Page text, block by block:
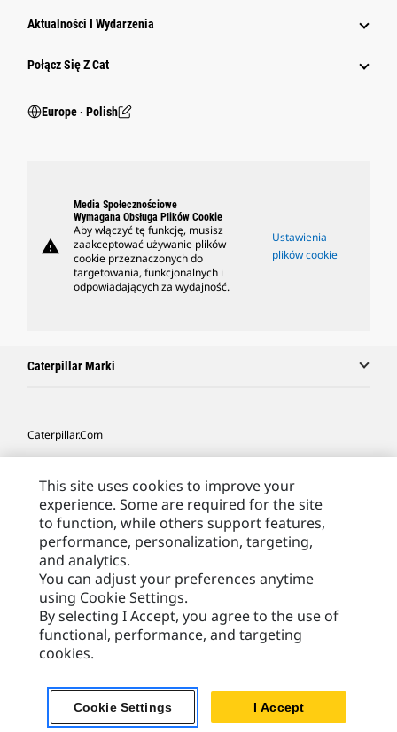
Aktualności I Wydarzenia
Połącz Się Z Cat
Europe ‧ Polish
warning
Media Społecznościowe
Wymagana Obsługa Plików Cookie
Aby włączyć tę funkcję, musisz
zaakceptować używanie plików
cookie przeznaczonych do
targetowania, funkcjonalnych i
odpowiadających za wydajność.
Ustawienia
plików cookie
Caterpillar Marki
Caterpillar.com
Caterpillar Kontakt
Moje Preferencje Marketingowe
Site Map
Cookie Settings
Legal
Privacy
Europe - Polish© 2026 Caterpillar. Wszelkie prawa zastrzeżone.
This site uses cookies to improve your
experience. Some are required for the site
to function, while others support features,
performance, personalization, targeting,
and analytics.
You can adjust your preferences anytime
using Cookie Settings.
By selecting I Accept, you agree to the use of
functional, performance, and targeting
cookies.
Cookie Settings I Accept